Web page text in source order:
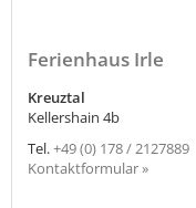
Ferienhaus Irle
Kreuztal
Kellershain 4b
Tel.+49 (0) 178 / 2127889
Kontaktformular »